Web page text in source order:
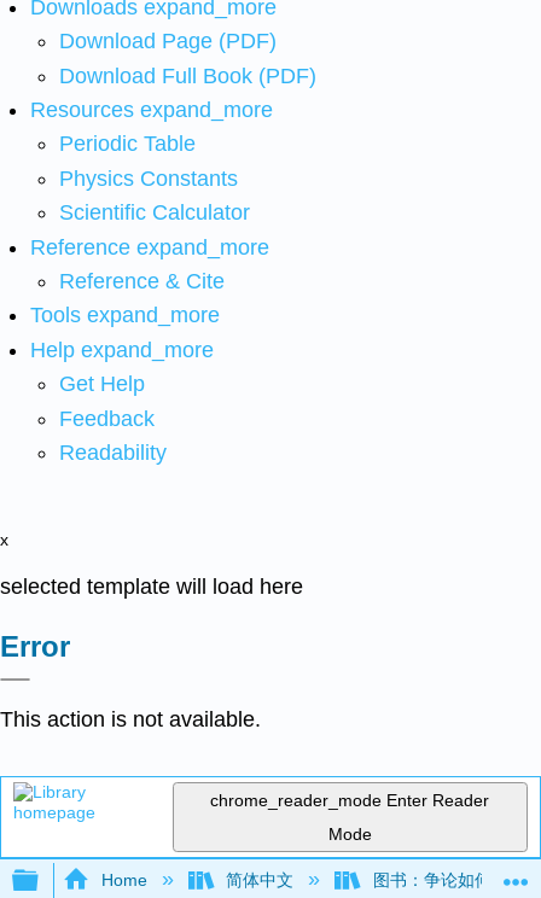
Downloads expand_more
Download Page (PDF)
Download Full Book (PDF)
Resources expand_more
Periodic Table
Physics Constants
Scientific Calculator
Reference expand_more
Reference & Cite
Tools expand_more
Help expand_more
Get Help
Feedback
Readability
x
selected template will load here
Error
This action is not available.
chrome_reader_mode Enter Reader
Mode
Expand/collapse global hierarchy
Home 简体中文 图书：争论如何运作